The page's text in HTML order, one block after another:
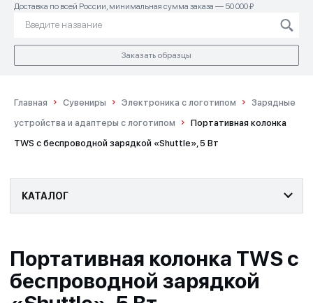
Доставка по всей России, минимальная сумма заказа — 50 000 ₽
Заказать образцы
Главная Сувениры Электроника с логотипом
Зарядные
устройства и адаптеры с логотипом
Портативная колонка
TWS с беспроводной зарядкой «Shuttle», 5 Вт
КАТАЛОГ
Портативная колонка TWS с
беспроводной зарядкой